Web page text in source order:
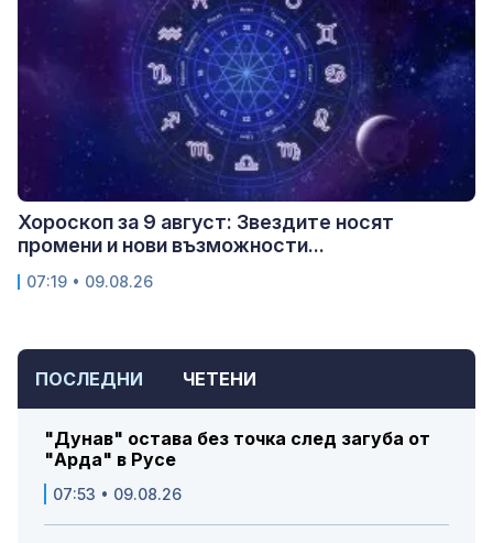
ПОСЛЕДНИ ЧЕТЕНИ
"Дунав" остава без точка след загуба от
"Арда" в Русе
07:53 • 09.08.26
Хороскоп за 9 август: Звездите носят
промени и нови възможности...
07:19 • 09.08.26